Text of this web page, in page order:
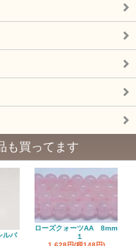
も買ってます
バ
ローズクォーツAA 8mm
１